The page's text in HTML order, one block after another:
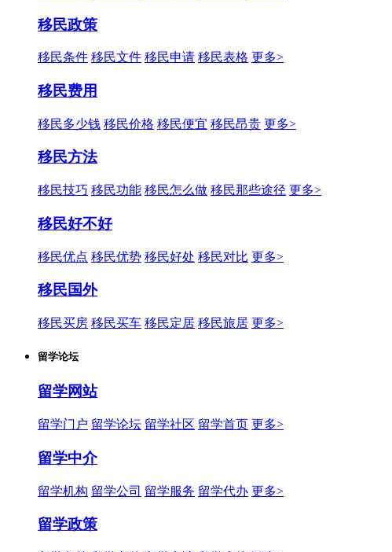
移民政策
移民条件 移民文件 移民申请 移民表格 更多>
移民费用
移民多少钱 移民价格 移民便宜 移民昂贵 更多>
移民方法
移民技巧 移民功能 移民怎么做 移民那些途径 更多>
移民好不好
移民优点 移民优势 移民好处 移民对比 更多>
移民国外
移民买房 移民买车 移民定居 移民旅居 更多>
留学论坛
留学网站
留学门户 留学论坛 留学社区 留学首页 更多>
留学中介
留学机构 留学公司 留学服务 留学代办 更多>
留学政策